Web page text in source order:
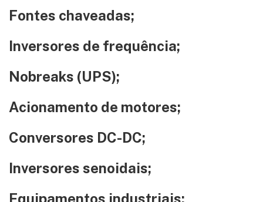
Fontes chaveadas;
Inversores de frequência;
Nobreaks (UPS);
Acionamento de motores;
Conversores DC-DC;
Inversores senoidais;
Equipamentos industriais;